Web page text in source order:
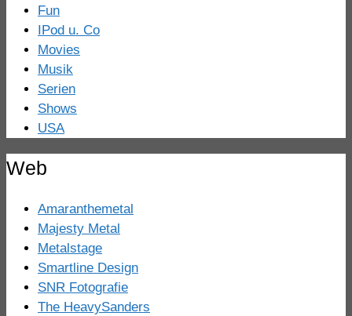
Fun
IPod u. Co
Movies
Musik
Serien
Shows
USA
Web
Amaranthemetal
Majesty Metal
Metalstage
Smartline Design
SNR Fotografie
The HeavySanders